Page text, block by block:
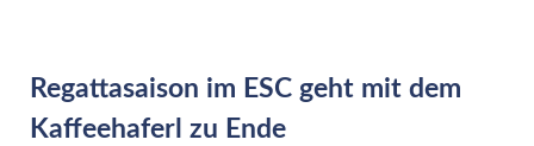
Regattasaison im ESC geht mit dem
Kaffeehaferl zu Ende